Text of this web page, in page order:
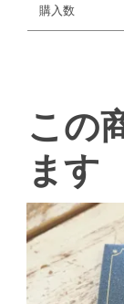
購入数
この
ます